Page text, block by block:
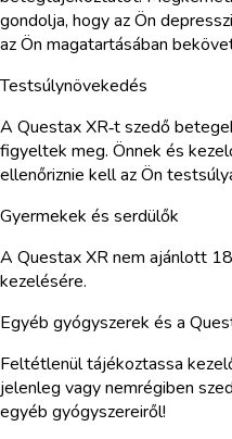
gondolja, hogy az Ön
az Ön magatartásában
Testsúlynövekedés
A Questax XR‑t szedő
figyeltek meg. Önnek és
ellenőriznie kell az Ön
Gyermekek és serdülők
A Questax XR nem ajánlott
kezelésére.
Egyéb gyógyszerek és a
Feltétlenül tájékoztassa
jelenleg vagy nemrégiben
egyéb gyógyszereiről!